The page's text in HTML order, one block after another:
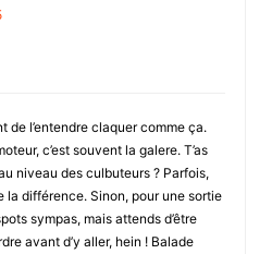
de l’entendre claquer comme ça.
c’est souvent la galere. T’as
niveau des culbuteurs ? Parfois,
la différence. Sinon, pour une sortie
sympas, mais attends d’être
avant d’y aller, hein ! Balade